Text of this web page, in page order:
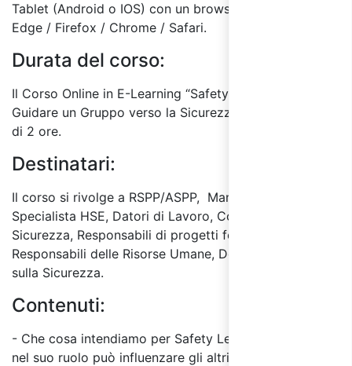
Tablet (Android o IOS) con un browser a scelta tra:
Edge / Firefox / Chrome / Safari.
Durata del corso:
Il Corso Online in E-Learning “Safety Leadership: Come
Guidare un Gruppo verso la Sicurezza” ha una durata
di 2 ore.
Destinatari:
Il corso si rivolge a RSPP/ASPP, Manager HSE e
Specialista HSE, Datori di Lavoro, Consulenti sulla
Sicurezza, Responsabili di progetti formativi,
Responsabili delle Risorse Umane, Docenti Formatori
sulla Sicurezza.
Contenuti:
- Che cosa intendiamo per Safety Leadership: ognuno
nel suo ruolo può influenzare gli altri per migliorare la